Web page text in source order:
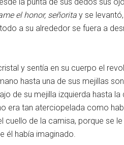
el honor, señorita y se
a su alrededor se fuera a
y sentía en su cuerpo el
hasta una de sus mejillas
de su mejilla izquierda hasta
era tan aterciopelada como
cuello de la camisa, porque se
él había imaginado.